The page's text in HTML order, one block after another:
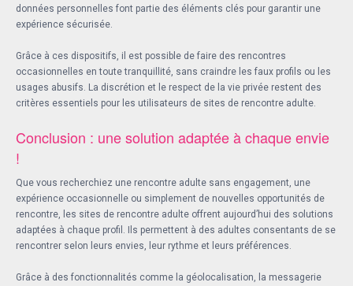
données personnelles font partie des éléments clés pour garantir une
expérience sécurisée.
Grâce à ces dispositifs, il est possible de faire des rencontres
occasionnelles en toute tranquillité, sans craindre les faux profils ou les
usages abusifs. La discrétion et le respect de la vie privée restent des
critères essentiels pour les utilisateurs de sites de rencontre adulte.
Conclusion : une solution adaptée à chaque envie
!
Que vous recherchiez une rencontre adulte sans engagement, une
expérience occasionnelle ou simplement de nouvelles opportunités de
rencontre, les sites de rencontre adulte offrent aujourd’hui des solutions
adaptées à chaque profil. Ils permettent à des adultes consentants de se
rencontrer selon leurs envies, leur rythme et leurs préférences.
Grâce à des fonctionnalités comme la géolocalisation, la messagerie